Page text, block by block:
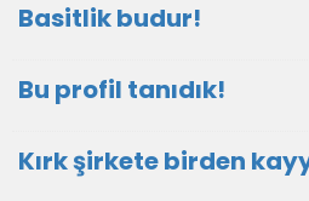
Basitlik budur!
Bu profil tanıdık!
Kırk şirkete birden